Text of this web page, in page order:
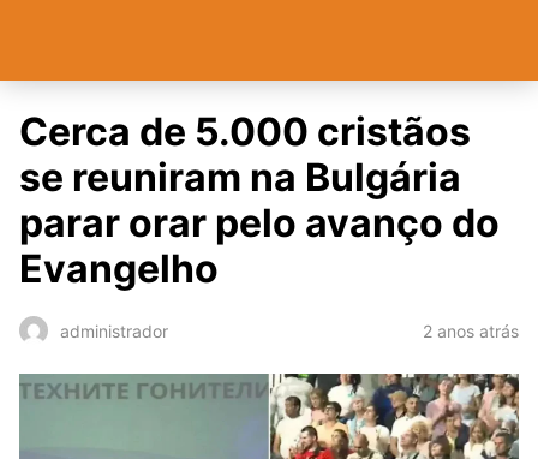
Cerca de 5.000 cristãos
se reuniram na Bulgária
parar orar pelo avanço do
Evangelho
administrador 2 anos atrás